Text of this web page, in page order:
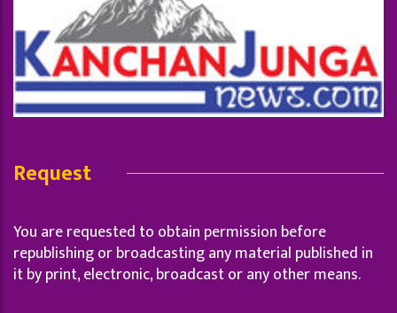
Request
You are requested to obtain permission before
republishing or broadcasting any material published in
it by print, electronic, broadcast or any other means.